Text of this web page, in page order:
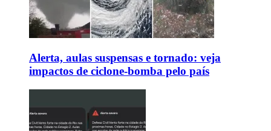
Alerta, aulas suspensas e tornado: veja
impactos de ciclone-bomba pelo país